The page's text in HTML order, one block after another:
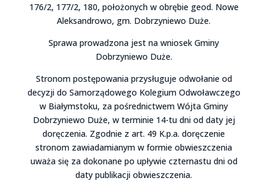
176/2, 177/2, 180, położonych w obrębie geod. Nowe
Aleksandrowo, gm. Dobrzyniewo Duże.
Sprawa prowadzona jest na wniosek Gminy
Dobrzyniewo Duże.
Stronom postępowania przysługuje odwołanie od
decyzji do Samorządowego Kolegium Odwoławczego
w Białymstoku, za pośrednictwem Wójta Gminy
Dobrzyniewo Duże, w terminie 14-tu dni od daty jej
doręczenia. Zgodnie z art. 49 K.p.a. doręczenie
stronom zawiadamianym w formie obwieszczenia
uważa się za dokonane po upływie czternastu dni od
daty publikacji obwieszczenia.